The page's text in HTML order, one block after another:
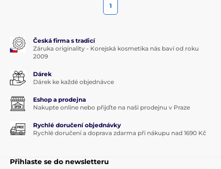
1
Česká firma s tradicí
Záruka originality - Korejská kosmetika nás baví od roku
2009
Dárek
Dárek ke každé objednávce
Eshop a prodejna
Nakupte online nebo přijďte na naši prodejnu v Praze
Rychlé doručení objednávky
Rychlé doručení a doprava zdarma při nákupu nad 1690 Kč
Přihlaste se do newsletteru